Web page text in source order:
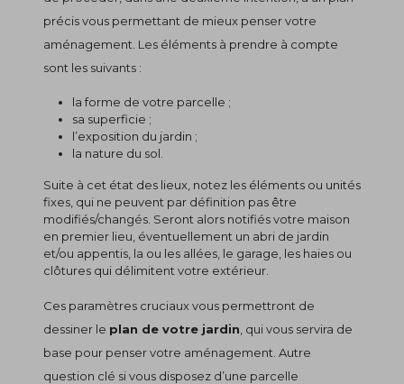
précis vous permettant de mieux penser votre
aménagement. Les éléments à prendre à compte
sont les suivants :
la forme de votre parcelle ;
sa superficie ;
l’exposition du jardin ;
la nature du sol.
Suite à cet état des lieux, notez les éléments ou unités
fixes, qui ne peuvent par définition pas être
modifiés/changés. Seront alors notifiés votre maison
en premier lieu, éventuellement un abri de jardin
et/ou appentis, la ou les allées, le garage, les haies ou
clôtures qui délimitent votre extérieur.
Ces paramètres cruciaux vous permettront de
dessiner le plan de votre jardin , qui vous servira de
base pour penser votre aménagement. Autre
question clé si vous disposez d’une parcelle